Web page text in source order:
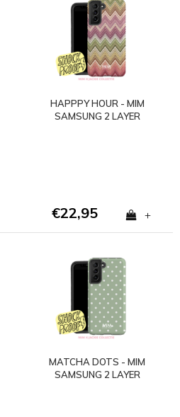
HAPPPY HOUR - MIM
SAMSUNG 2 LAYER
€22,95 +
MATCHA DOTS - MIM
SAMSUNG 2 LAYER